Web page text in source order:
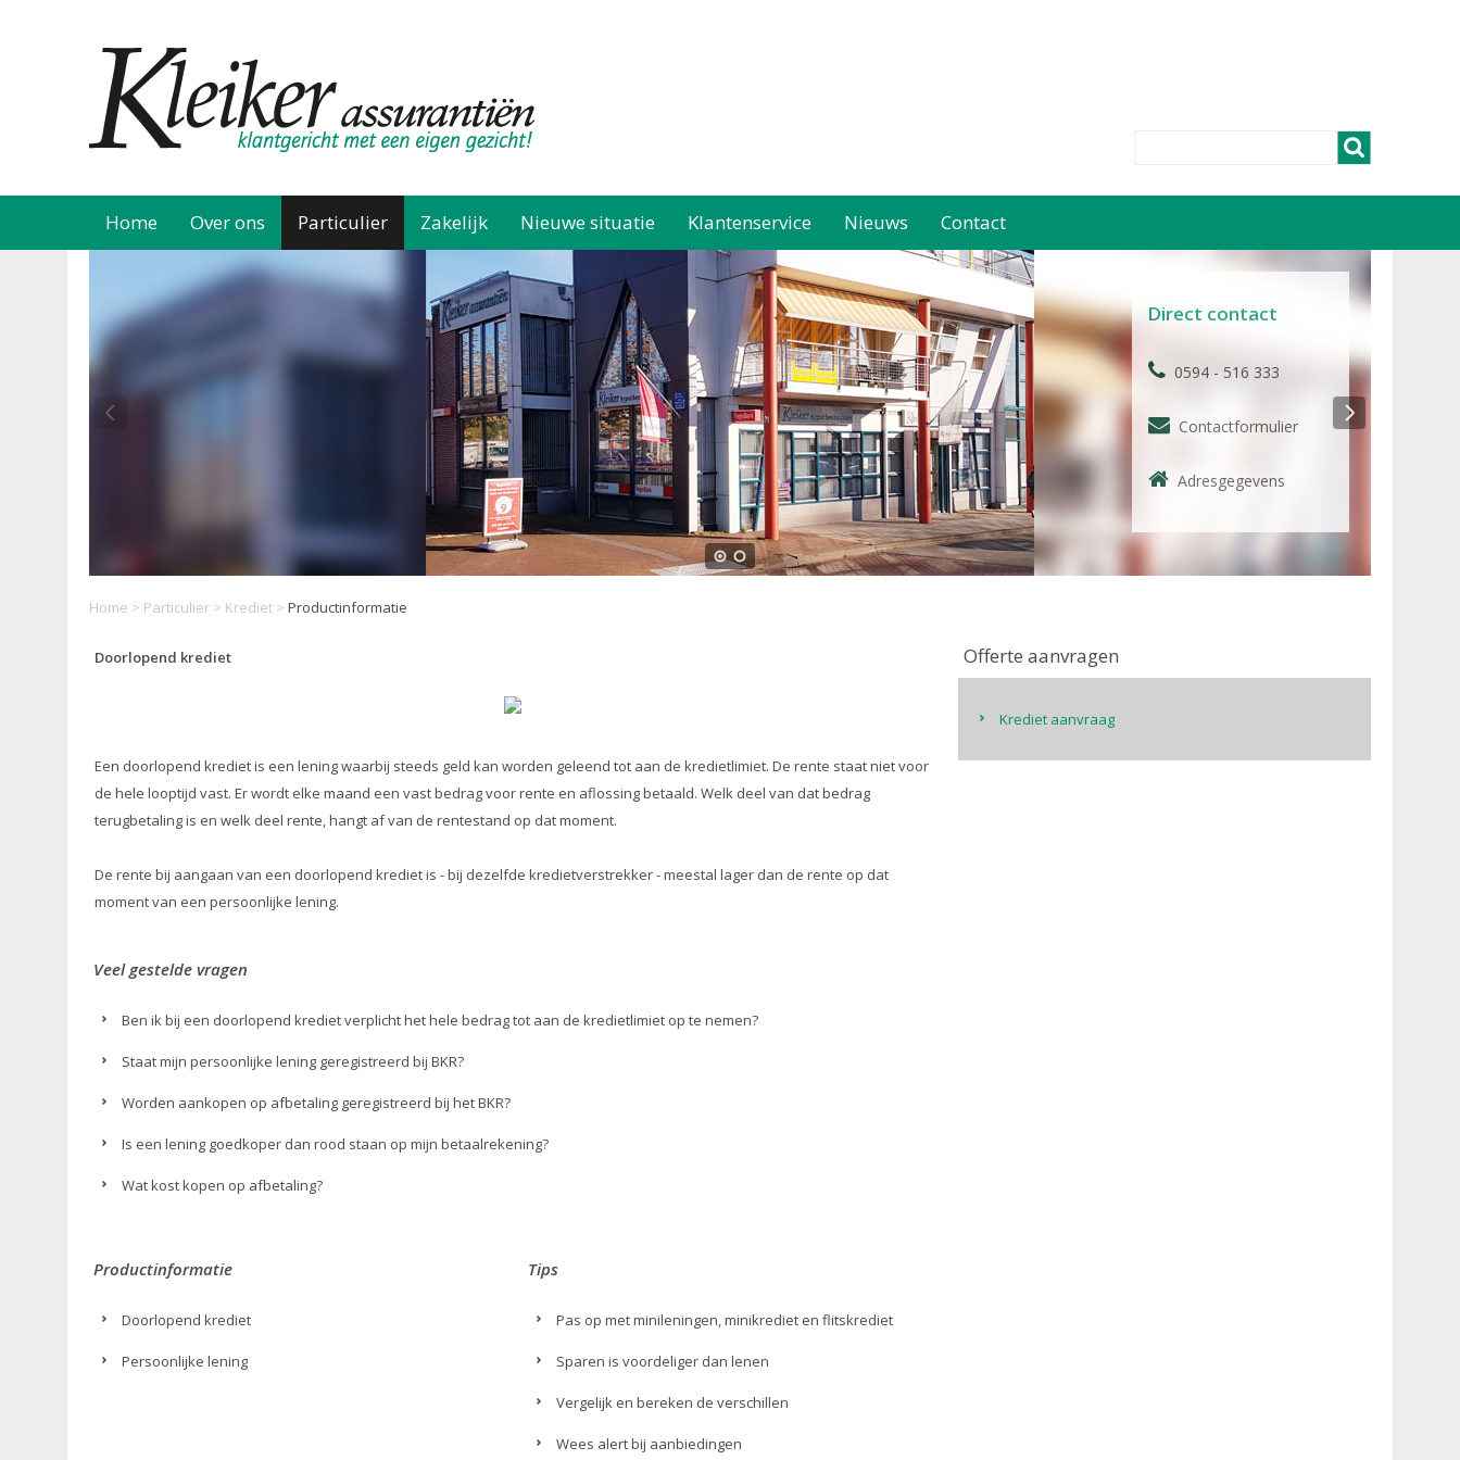
Direct contact
0594 - 516 333
Contactformulier
Adresgegevens
Home > Particulier > Krediet > Productinformatie
Doorlopend krediet
Een doorlopend krediet is een lening waarbij steeds geld kan worden geleend tot aan de kredietlimiet. De rente staat niet voor
de hele looptijd vast. Er wordt elke maand een vast bedrag voor rente en aflossing betaald. Welk deel van dat bedrag
terugbetaling is en welk deel rente, hangt af van de rentestand op dat moment.
De rente bij aangaan van een doorlopend krediet is - bij dezelfde kredietverstrekker - meestal lager dan de rente op dat
moment van een persoonlijke lening.
Veel gestelde vragen
Ben ik bij een doorlopend krediet verplicht het hele bedrag tot aan de kredietlimiet op te nemen?
Staat mijn persoonlijke lening geregistreerd bij BKR?
Worden aankopen op afbetaling geregistreerd bij het BKR?
Is een lening goedkoper dan rood staan op mijn betaalrekening?
Wat kost kopen op afbetaling?
Productinformatie
Doorlopend krediet
Persoonlijke lening
Tips
Pas op met minileningen, minikrediet en flitskrediet
Sparen is voordeliger dan lenen
Vergelijk en bereken de verschillen
Wees alert bij aanbiedingen
Offerte aanvragen
Krediet aanvraag
Home Over ons Particulier Zakelijk Nieuwe situatie Klantenservice Nieuws Contact